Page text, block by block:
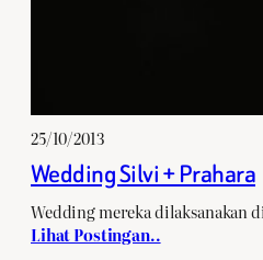
25/10/2013
Wedding Silvi + Prahara
Wedding mereka dilaksanakan
Lihat Postingan..